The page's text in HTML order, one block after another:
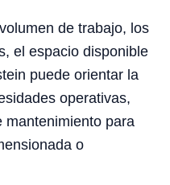
de trabajo, los
el espacio disponible
puede orientar la
operativas,
mantenimiento para
o